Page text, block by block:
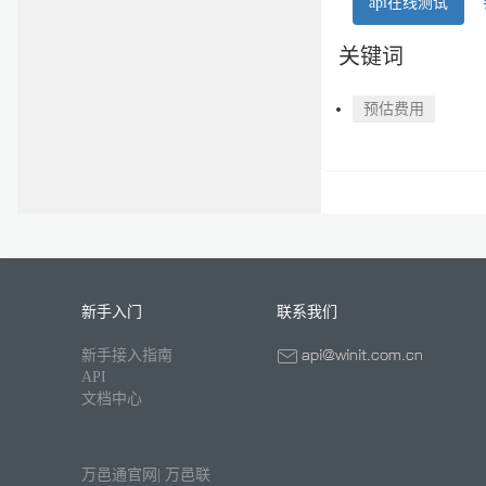
关键词
预估费用
新手入门
新手接入指南
API
文档中心
联系我们
万邑通官网
万邑联